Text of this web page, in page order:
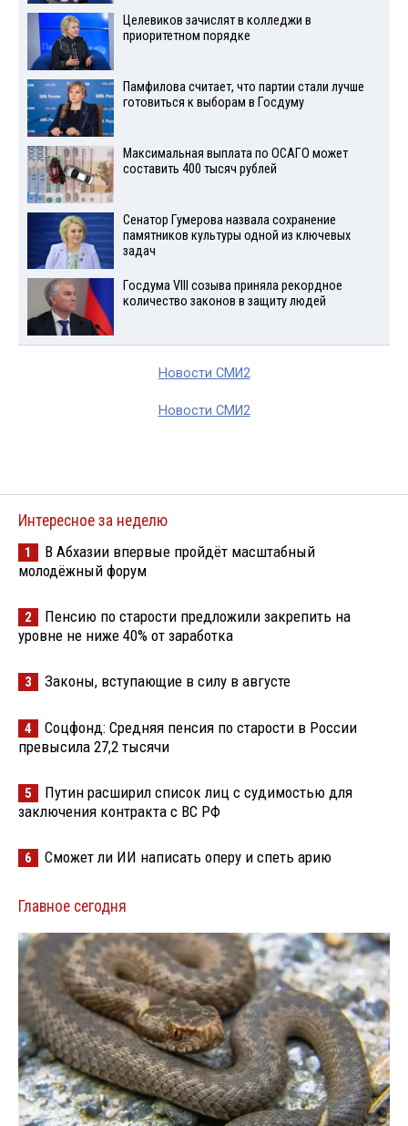
Целевиков зачислят в колледжи в
приоритетном порядке
Памфилова считает, что партии стали лучше
готовиться к выборам в Госдуму
Максимальная выплата по ОСАГО может
составить 400 тысяч рублей
Сенатор Гумерова назвала сохранение
памятников культуры одной из ключевых
задач
Госдума VIII созыва приняла рекордное
количество законов в защиту людей
Новости СМИ2
Новости СМИ2
Интересное за неделю
1
В Абхазии впервые пройдёт масштабный
молодёжный форум
2
Пенсию по старости предложили закрепить на
уровне не ниже 40% от заработка
3 Законы, вступающие в силу в августе
4
Соцфонд: Средняя пенсия по старости в России
превысила 27,2 тысячи
5
Путин расширил список лиц с судимостью для
заключения контракта с ВС РФ
6 Сможет ли ИИ написать оперу и спеть арию
Главное сегодня